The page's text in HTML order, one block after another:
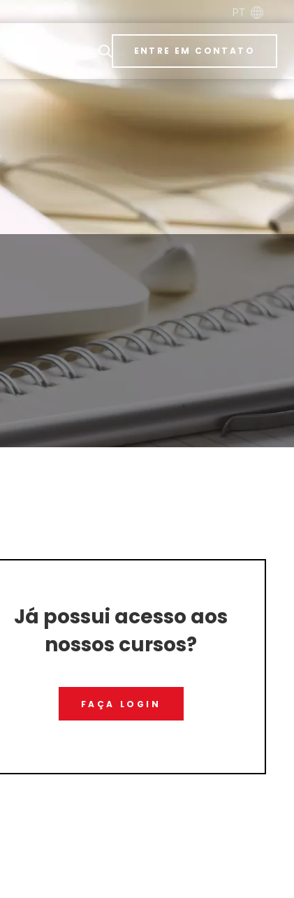
PT
ENTRE EM CONTATO
Já possui acesso aos
nossos cursos?
FAÇA LOGIN